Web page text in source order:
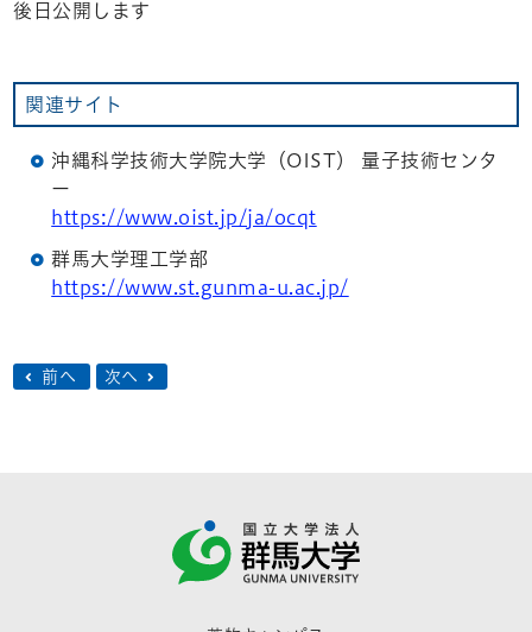
後日公開します
関連サイト
沖縄科学技術大学院大学（OIST） 量子技術センタ
ー
https://www.oist.jp/ja/ocqt
群馬大学理工学部
https://www.st.gunma-u.ac.jp/
前へ 次へ